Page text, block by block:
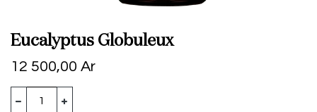
Eucalyptus Globuleux
12 500,00 Ar